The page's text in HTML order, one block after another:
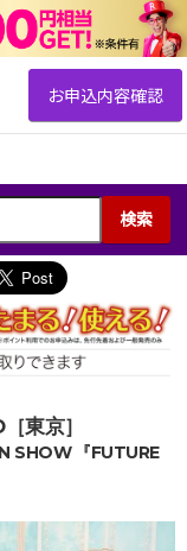
検索
東京］
SHOW 『FUTURE